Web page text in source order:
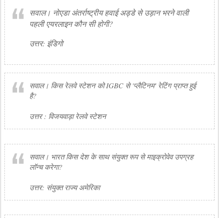
सवाल। नोएडा अंतर्राष्ट्रीय हवाई अड्डे से उड़ान भरने वाली
पहली एयरलाइन कौन सी होगी?
उत्तर: इंडिगो
सवाल। किस रेलवे स्टेशन को IGBC से 'प्लैटिनम' रेटिंग प्राप्त हुई
है?
उत्तर : विजयवाड़ा रेलवे स्टेशन
सवाल। भारत किस देश के साथ संयुक्त रूप से माइक्रोवेव उपग्रह
लॉन्च करेगा?
उत्तर: संयुक्त राज्य अमेरिका